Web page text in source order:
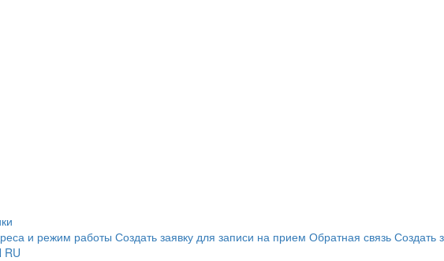
и режим работы Создать заявку для записи на прием Обратная связь Создать
RU